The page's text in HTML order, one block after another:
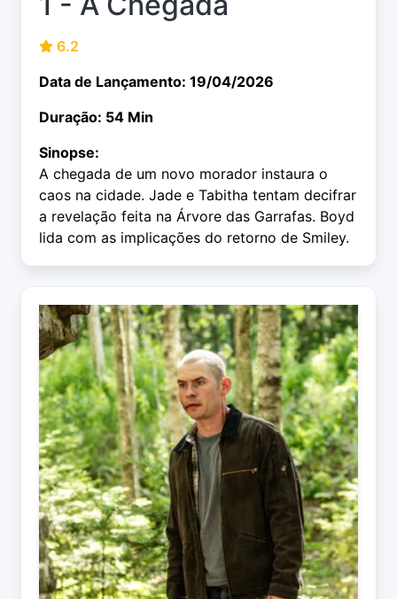
6.2
Data de Lançamento: 19/04/2026
Duração: 54 Min
Sinopse:
A chegada de um novo morador instaura o
caos na cidade. Jade e Tabitha tentam decifrar
a revelação feita na Árvore das Garrafas. Boyd
lida com as implicações do retorno de Smiley.